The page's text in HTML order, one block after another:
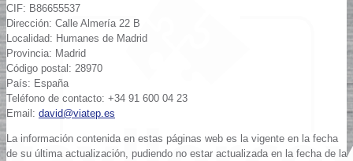
CIF: B86655537
Dirección: Calle Almería 22 B
Localidad: Humanes de Madrid
Provincia: Madrid
Código postal: 28970
País: España
Teléfono de contacto: +34 91 600 04 23
Email: david@viatep.es
La información contenida en estas páginas web es la vigente en la fecha
de su última actualización, pudiendo no estar actualizada en la fecha de la